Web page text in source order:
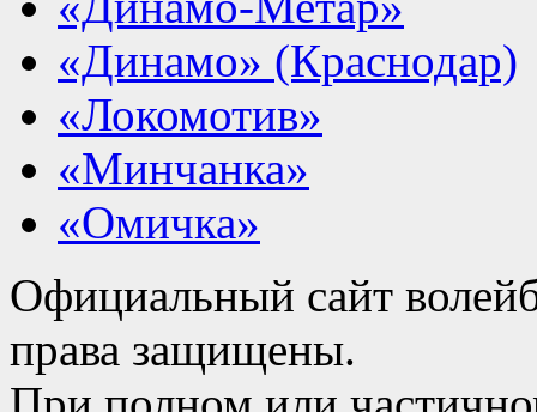
«Динамо» (Краснодар)
«Локомотив»
«Минчанка»
«Омичка»
Официальный сайт
права защищены.